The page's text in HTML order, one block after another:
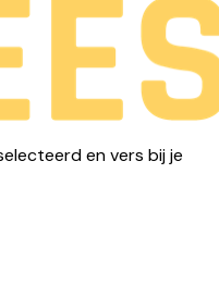
en vers bij je